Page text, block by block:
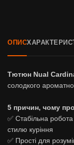
ОПИС
Тютюн Nual
солодкого
5 причин, чому
✅ Стабільна
стилю куріння
✅ Прості для